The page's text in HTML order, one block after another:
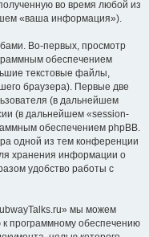
во время любой из
«ваша информация»).
Во-первых, просмотр
обеспечением
текстовые файлы,
браузера). Первые две
(в дальнейшем
(в дальнейшем «session-
обеспечением phpBB.
одной из тем конференции
хранения информации о
удобство работы с
мы можем
программному обеспечению